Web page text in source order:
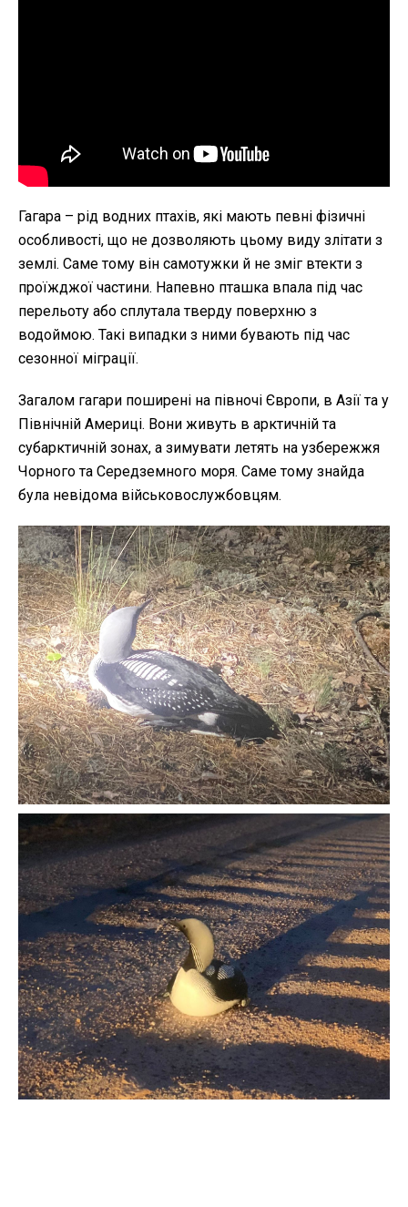
Гагара – рід водних птахів, які мають певні фізичні
особливості, що не дозволяють цьому виду злітати з
землі. Саме тому він самотужки й не зміг втекти з
проїжджої частини. Напевно пташка впала під час
перельоту або сплутала тверду поверхню з
водоймою. Такі випадки з ними бувають під час
сезонної міграції.
Загалом гагари поширені на півночі Європи, в Азії та у
Північній Америці. Вони живуть в арктичній та
субарктичній зонах, а зимувати летять на узбережжя
Чорного та Середземного моря. Саме тому знайда
була невідома військовослужбовцям.